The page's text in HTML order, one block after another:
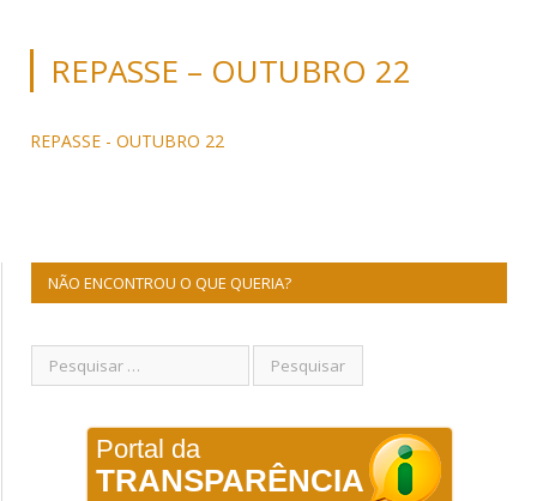
REPASSE – OUTUBRO 22
REPASSE - OUTUBRO 22
NÃO ENCONTROU O QUE QUERIA?
Portal da
TRANSPARÊNCIA